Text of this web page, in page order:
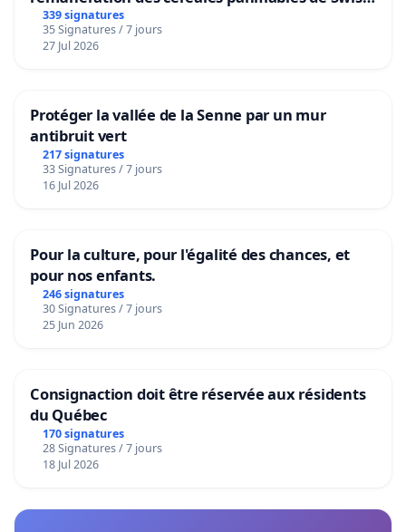
granum basé sur la teneur en protéines
339 signatures
35 Signatures / 7 jours
27 Jul 2026
Protéger la vallée de la Senne par un mur
antibruit vert
217 signatures
33 Signatures / 7 jours
16 Jul 2026
Pour la culture, pour l'égalité des chances, et
pour nos enfants.
246 signatures
30 Signatures / 7 jours
25 Jun 2026
Consignaction doit être réservée aux résidents
du Québec
170 signatures
28 Signatures / 7 jours
18 Jul 2026